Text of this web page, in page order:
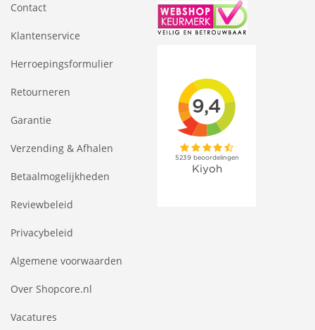
Contact
Klantenservice
Herroepingsformulier
Retourneren
Garantie
Verzending & Afhalen
Betaalmogelijkheden
Reviewbeleid
Privacybeleid
Algemene voorwaarden
Over Shopcore.nl
Vacatures